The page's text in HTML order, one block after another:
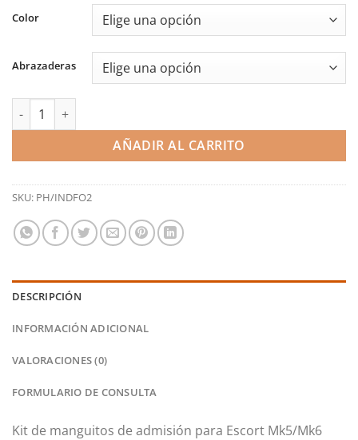
precios:
desde
184,10€
hasta
196,20€
Color
Abrazaderas
Kit de manguitos de admisión - Escort Mk5/Mk6 RS2000 (Pro
AÑADIR AL CARRITO
SKU: PH/INDFO2
DESCRIPCIÓN
INFORMACIÓN ADICIONAL
VALORACIONES (0)
FORMULARIO DE CONSULTA
Kit de manguitos de admisión para Escort Mk5/Mk6